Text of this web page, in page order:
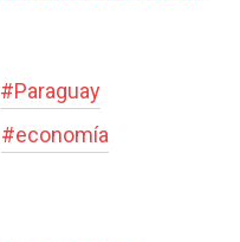
#Paraguay
#economía